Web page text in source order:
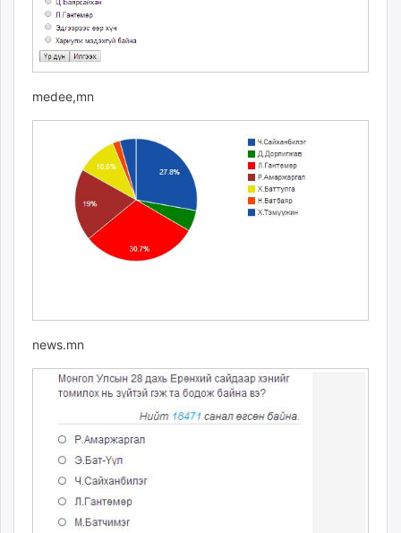
medee,mn
news.mn